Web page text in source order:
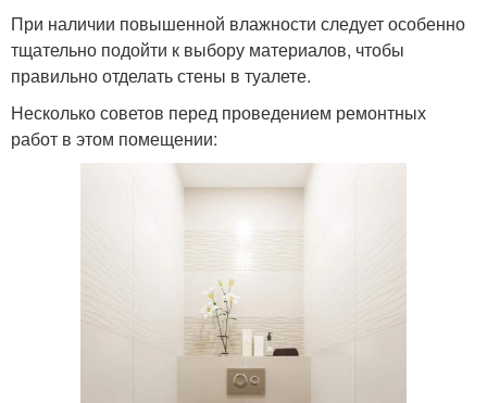
При наличии повышенной влажности следует особенно
тщательно подойти к выбору материалов, чтобы
правильно отделать стены в туалете.
Несколько советов перед проведением ремонтных
работ в этом помещении: